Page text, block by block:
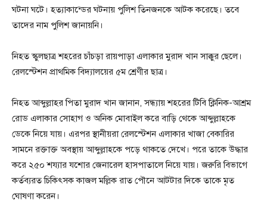
ঘটনা ঘটে। হত্যাকান্ডের ঘটনায় পুলিশ তিনজনকে আটক করেছে। তবে
তাদের নাম পুলিশ জানায়নি।
নিহত স্কুলছাত্র শহরের চাঁচড়া রায়পাড়া এলাকার মুরাদ খান সাক্কুর ছেলে।
রেলস্টেশন প্রাথমিক বিদ্যালয়ের ৫ম শ্রেণীর ছাত্র।
নিহত আব্দুল্লাহর পিতা মুরাদ খান জানান, সন্ধ্যায় শহরের টিবি ক্লিনিক-আশ্রম
রোড এলাকার সোহাগ ও অনিক মোবাইল করে বাড়ি থেকে আব্দুল্লাহকে
ডেকে নিয়ে যায়। এরপর স্থানীয়রা রেলস্টেশন এলাকার খাজা বেকারির
সামনে রক্তাক্ত অবস্থায় আব্দুল্লাহকে পড়ে থাকতে দেখে। পরে তাকে উদ্ধার
করে ২৫০ শয্যার যশোর জেনারেল হাসপাতালে নিয়ে যায়। জরুরি বিভাগে
কর্তব্যরত চিকিৎসক কাজল মল্লিক রাত পৌনে আটটার দিকে তাকে মৃত
ঘোষণা করেন।